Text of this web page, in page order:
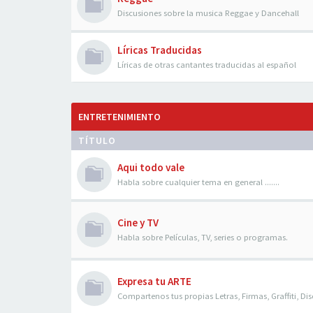
Discusiones sobre la musica Reggae y Dancehall
Líricas Traducidas
Líricas de otras cantantes traducidas al español
ENTRETENIMIENTO
TÍTULO
Aqui todo vale
Habla sobre cualquier tema en general .......
Cine y TV
Habla sobre Películas, TV, series o programas.
Expresa tu ARTE
Compartenos tus propias Letras, Firmas, Graffiti,